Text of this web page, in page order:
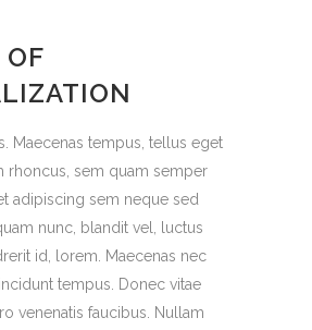
OF
Maecenas tempus, tellus eget
rhoncus, sem quam semper
adipiscing sem neque sed
nunc, blandit vel, luctus
id, lorem. Maecenas nec
tempus. Donec vitae
venenatis faucibus. Nullam